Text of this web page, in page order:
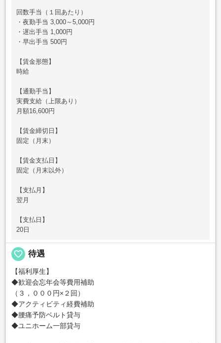
回数手当（１回あたり）
・夜勤手当 3,000～5,000円
・遅出手当 1,000円
・早出手当 500円
【賃金形態】
時給
【通勤手当】
実費支給（上限あり）
月額16,600円
【賃金締切日】
固定（月末）
【賃金支払日】
固定（月末以外）
【支払月】
翌月
【支払日】
20日
favorite_border 待遇
【福利厚生】
◆歓迎会忘年会等費用補助
（３，０００円×２回）
◆アクティビティ経費補助
◆腰痛予防ベルト貸与
◆ユニホーム一部貸与